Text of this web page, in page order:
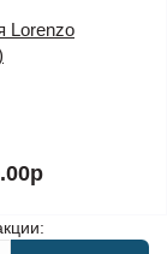
Lorenzo